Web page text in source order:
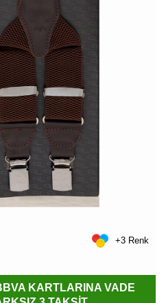
+3 Renk
KARTLARINA VADE